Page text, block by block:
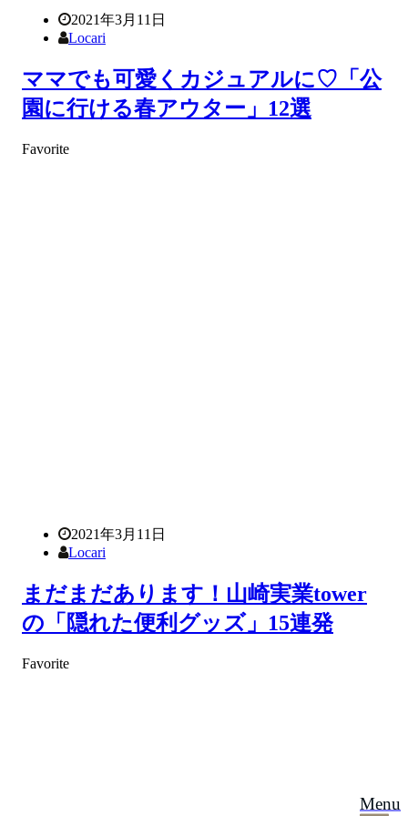
Menu
2021年3月11日
Locari
ママでも可愛くカジュアルに♡「公
園に行ける春アウター」12選
Favorite
2021年3月11日
Locari
まだまだあります！山崎実業tower
の「隠れた便利グッズ」15連発
Favorite